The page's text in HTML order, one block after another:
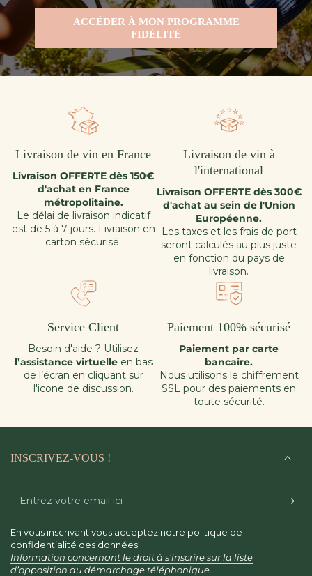
ACCÉDER À MON PROGRAMME
FIDÉLITÉ
Livraison de vin en France
Livraison OFFERTE dès 150€
d'achat en France
métropolitaine.
Le délai de livraison indicatif
est de 5 à 7 jours. Livraison en
carton sécurisé.
Livraison de vin à
l'international
Livraison OFFERTE dès 300€
d'achat au sein de l'Union
Européenne.
Les taxes et les frais de port
seront calculés au plus juste
en fonction du pays de
livraison.
Service Client
Besoin d'aide ? Utilisez
l’assistance virtuelle en bas
de l’écran en cliquant sur
l'icone de discussion.
Paiement 100% sécurisé
Paiement par carte
bancaire.
Nous utilisons le chiffrement
SSL pour des paiements en
toute sécurité.
INSCRIVEZ-VOUS !
Entrez
votre
email
ici
En vous inscrivant vous acceptez notre politique de
confidentialité des données.
Information concernant le droit à s’inscrire sur la liste
d’opposition au démarchage téléphonique.